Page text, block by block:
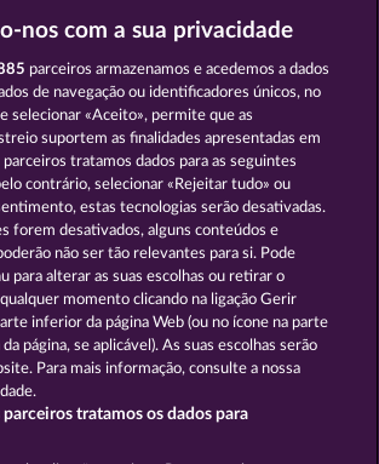
MAJESTIC KING
Termos e Condições
de Privacidade Marca
Perguntas frequentes
parceiros afiliados Facebook
nos com a sua privacidade
parceiros armazenamos e acedemos a dados
de navegação ou identificadores únicos, no
selecionar «Aceito», permite que as
suportem as finalidades apresentadas em
parceiros tratamos dados para as seguintes
contrário, selecionar «Rejeitar tudo» ou
estas tecnologias serão desativadas.
forem desativados, alguns conteúdos e
não ser tão relevantes para si. Pode
para alterar as suas escolhas ou retirar o
momento clicando na ligação Gerir
inferior da página Web (ou no ícone na parte
página, se aplicável). As suas escolhas serão
Para mais informação, consulte a nossa
parceiros tratamos os dados para